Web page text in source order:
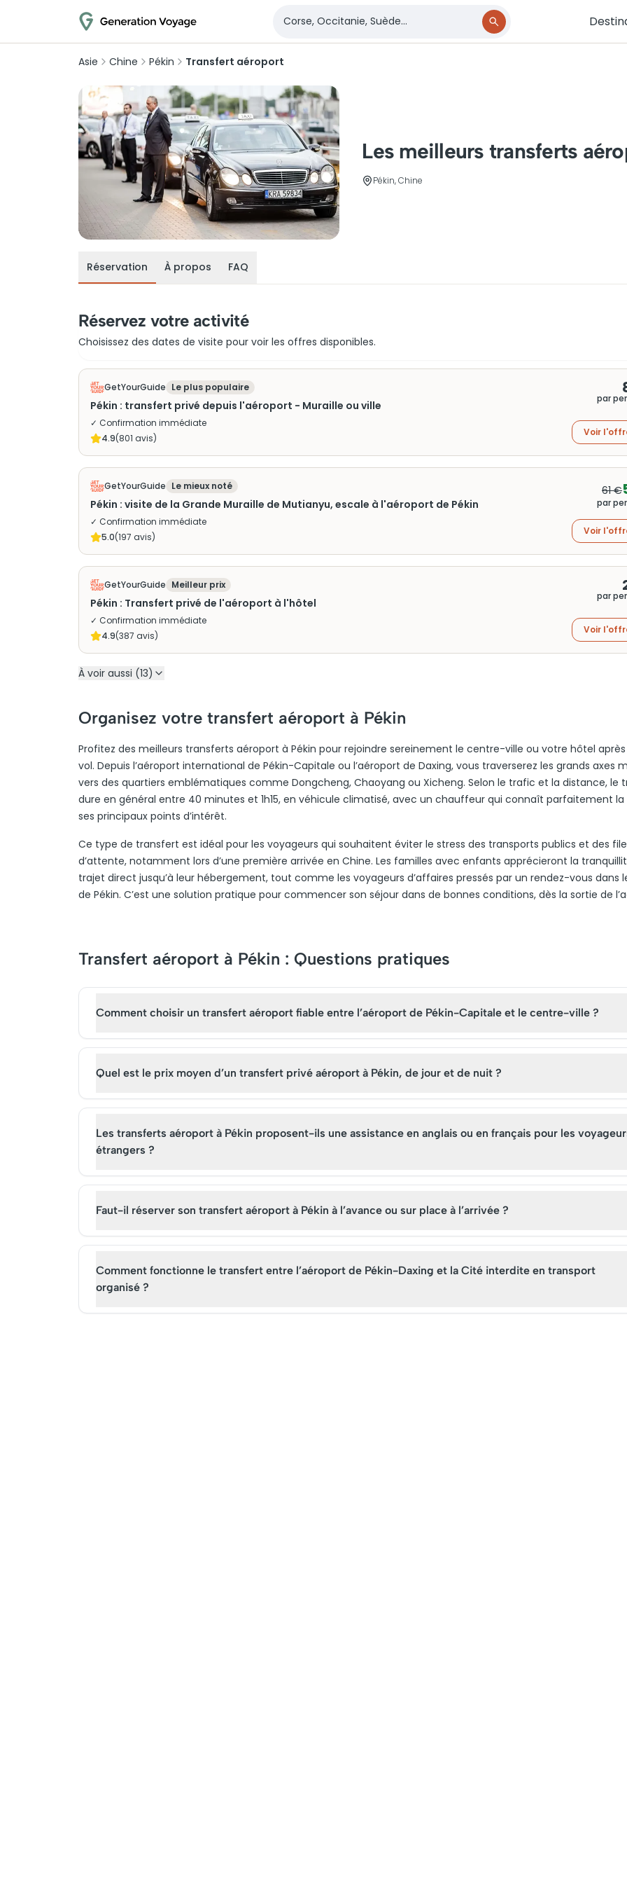
Asie Chine Pékin Transfert aéroport
Les meilleurs transferts
Pékin, Chine
Réservation À propos FAQ
Réservez votre activité
Choisissez des dates de visite pour voir les offres disponibles.
GetYourGuide Le plus populaire
Pékin : transfert privé depuis l'aéroport - Muraille ou ville
✓ Confirmation immédiate
4.9(801 avis)
par
Voir
GetYourGuide Le mieux noté
Pékin : visite de la Grande Muraille de Mutianyu, escale à l'aéroport de Pékin
✓ Confirmation immédiate
5.0(197 avis)
61 €
par
Voir
GetYourGuide Meilleur prix
Pékin : Transfert privé de l'aéroport à l'hôtel
✓ Confirmation immédiate
4.9(387 avis)
par
Voir
À voir aussi (13)
Organisez votre transfert aéroport à Pékin
Profitez des meilleurs transferts aéroport à Pékin pour rejoindre sereinement le centre-ville ou votre hôtel
vol. Depuis l’aéroport international de Pékin-Capitale ou l’aéroport de Daxing, vous traverserez les grands axes
vers des quartiers emblématiques comme Dongcheng, Chaoyang ou Xicheng. Selon le trafic et la distance, le
dure en général entre 40 minutes et 1h15, en véhicule climatisé, avec un chauffeur qui connaît parfaitement la
ses principaux points d’intérêt.
Ce type de transfert est idéal pour les voyageurs qui souhaitent éviter le stress des transports publics et des
d’attente, notamment lors d’une première arrivée en Chine. Les familles avec enfants apprécieront la
trajet direct jusqu’à leur hébergement, tout comme les voyageurs d’affaires pressés par un rendez-vous dans
de Pékin. C’est une solution pratique pour commencer son séjour dans de bonnes conditions, dès la sortie de
Transfert aéroport à Pékin : Questions pratiques
Comment choisir un transfert aéroport fiable entre l’aéroport de Pékin-Capitale et le centre-ville ?
Quel est le prix moyen d’un transfert privé aéroport à Pékin, de jour et de nuit ?
Les transferts aéroport à Pékin proposent-ils une assistance en anglais ou en français pour les
étrangers ?
Faut-il réserver son transfert aéroport à Pékin à l’avance ou sur place à l’arrivée ?
Comment fonctionne le transfert entre l’aéroport de Pékin-Daxing et la Cité interdite en transport
organisé ?